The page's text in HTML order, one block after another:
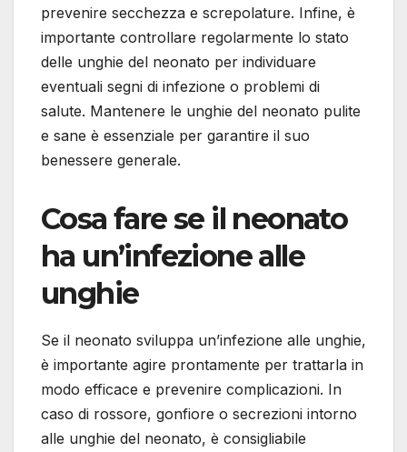
prevenire secchezza e screpolature. Infine, è
importante controllare regolarmente lo stato
delle unghie del neonato per individuare
eventuali segni di infezione o problemi di
salute. Mantenere le unghie del neonato pulite
e sane è essenziale per garantire il suo
benessere generale.
Cosa fare se il neonato
ha un’infezione alle
unghie
Se il neonato sviluppa un’infezione alle unghie,
è importante agire prontamente per trattarla in
modo efficace e prevenire complicazioni. In
caso di rossore, gonfiore o secrezioni intorno
alle unghie del neonato, è consigliabile